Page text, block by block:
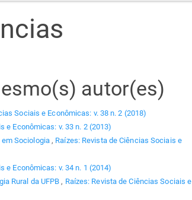
autor(es)
Sociais e Econômicas: v. 38 n. 2 (2018)
e Econômicas: v. 33 n. 2 (2013)
em Sociologia, Raízes: Revista de Ciências Sociais e
e Econômicas: v. 34 n. 1 (2014)
Rural da UFPB, Raízes: Revista de Ciências Sociais e